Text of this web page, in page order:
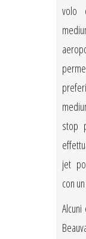
volo
stop
jet
con